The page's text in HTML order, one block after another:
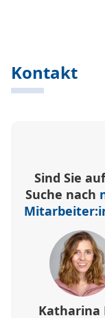
Kontakt
Sind Sie
Suche nach
Katharina